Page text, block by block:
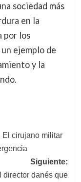
sociedad más
en la
por los
ejemplo de
y la
El cirujano militar
Siguiente:
director danés que